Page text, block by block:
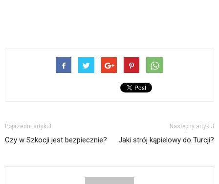
Poprzedni artykuł
Czy w Szkocji jest bezpiecznie?
Następny artykuł
Jaki strój kąpielowy do Turcji?